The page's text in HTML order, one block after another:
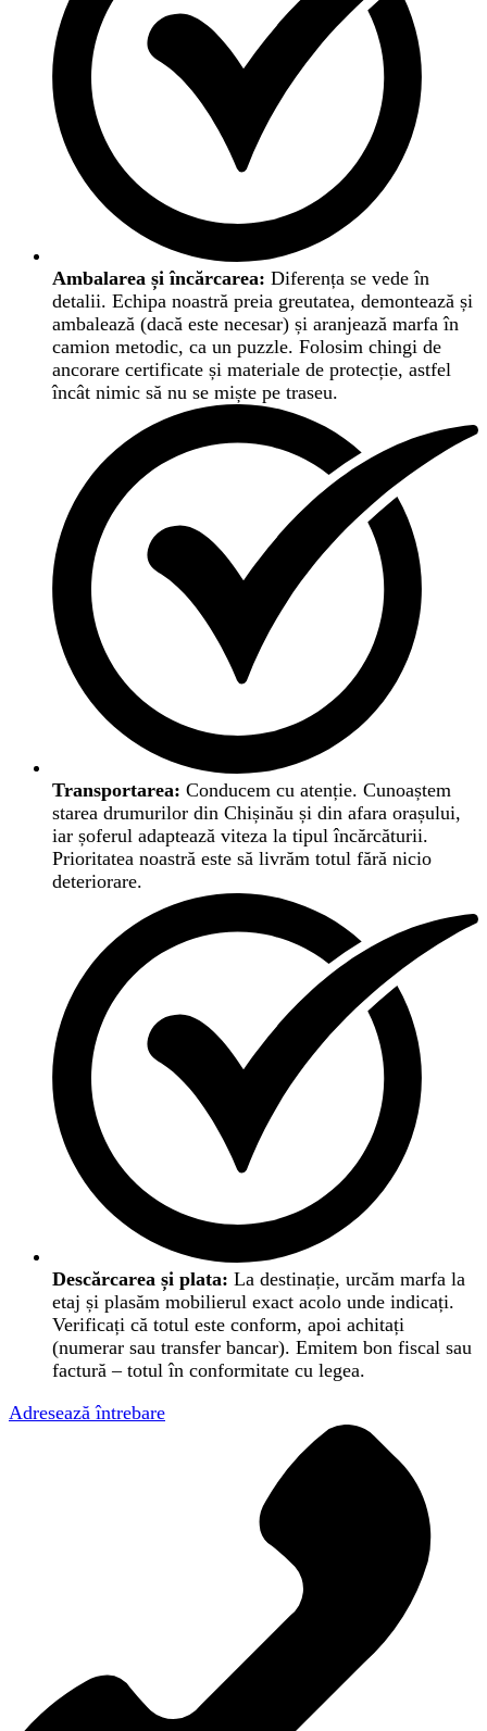
Ambalarea și încărcarea: Diferența se vede în
detalii. Echipa noastră preia greutatea, demontează și
ambalează (dacă este necesar) și aranjează marfa în
camion metodic, ca un puzzle. Folosim chingi de
ancorare certificate și materiale de protecție, astfel
încât nimic să nu se miște pe traseu.
Transportarea: Conducem cu atenție. Cunoaștem
starea drumurilor din Chișinău și din afara orașului,
iar șoferul adaptează viteza la tipul încărcăturii.
Prioritatea noastră este să livrăm totul fără nicio
deteriorare.
Descărcarea și plata: La destinație, urcăm marfa la
etaj și plasăm mobilierul exact acolo unde indicați.
Verificați că totul este conform, apoi achitați
(numerar sau transfer bancar). Emitem bon fiscal sau
factură – totul în conformitate cu legea.
Adresează întrebare